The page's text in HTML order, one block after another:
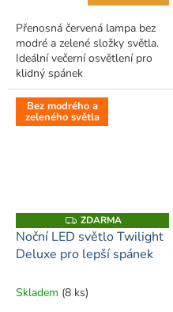
Přenosná červená lampa bez
modré a zelené složky světla.
Ideální večerní osvětlení pro
klidný spánek
Bez modrého a
zeleného světla
Z
D
A
R
ZDARMA
Noční LED světlo Twilight
Deluxe pro lepší spánek
Skladem (8 ks)